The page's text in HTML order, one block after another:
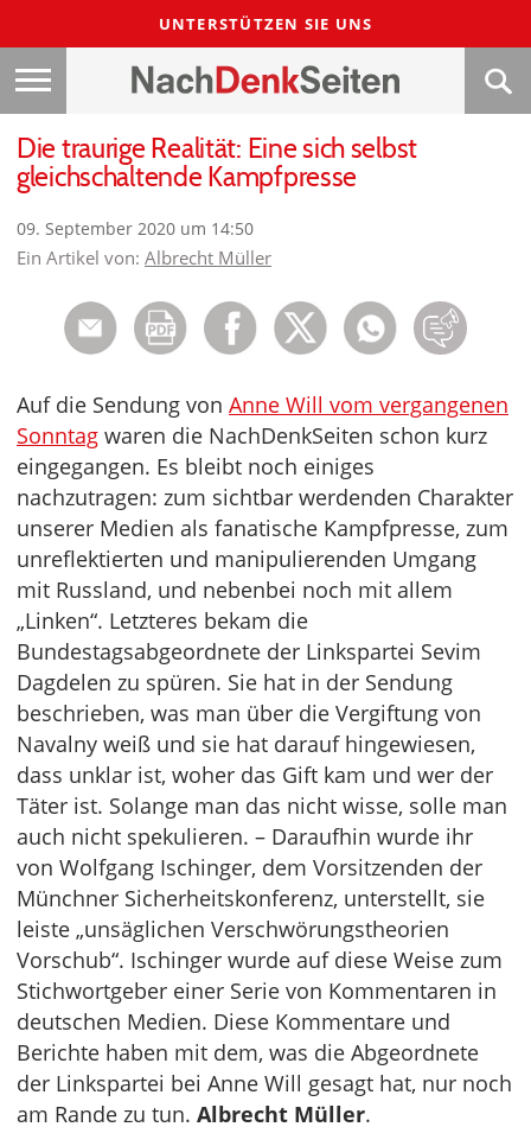
UNTERSTÜTZEN SIE UNS
Die traurige Realität: Eine sich selbst
gleichschaltende Kampfpresse
09. September 2020 um 14:50
Ein Artikel von: Albrecht Müller
Auf die Sendung von Anne Will vom vergangenen
Sonntag waren die NachDenkSeiten schon kurz
eingegangen. Es bleibt noch einiges
nachzutragen: zum sichtbar werdenden Charakter
unserer Medien als fanatische Kampfpresse, zum
unreflektierten und manipulierenden Umgang
mit Russland, und nebenbei noch mit allem
„Linken“. Letzteres bekam die
Bundestagsabgeordnete der Linkspartei Sevim
Dagdelen zu spüren. Sie hat in der Sendung
beschrieben, was man über die Vergiftung von
Navalny weiß und sie hat darauf hingewiesen,
dass unklar ist, woher das Gift kam und wer der
Täter ist. Solange man das nicht wisse, solle man
auch nicht spekulieren. – Daraufhin wurde ihr
von Wolfgang Ischinger, dem Vorsitzenden der
Münchner Sicherheitskonferenz, unterstellt, sie
leiste „unsäglichen Verschwörungstheorien
Vorschub“. Ischinger wurde auf diese Weise zum
Stichwortgeber einer Serie von Kommentaren in
deutschen Medien. Diese Kommentare und
Berichte haben mit dem, was die Abgeordnete
der Linkspartei bei Anne Will gesagt hat, nur noch
am Rande zu tun. Albrecht Müller.